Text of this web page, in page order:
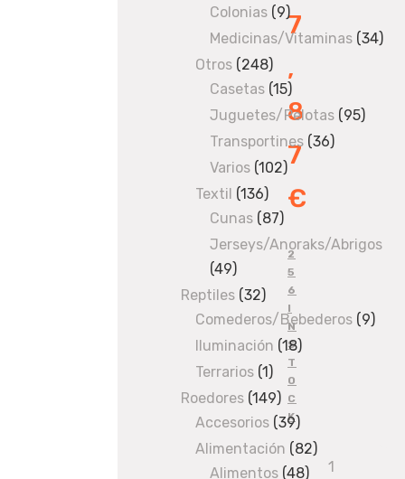
7
,
8
7
€
2
5
6
I
N
S
T
O
C
K
Collar
products
Colonias 99
products
Medicinas/Vitaminas 3434
Otros 248248
products
Casetas 1515
products
Juguetes/Pelotas 9595
Transportines 3636
Varios 102102
products
Textil 136136
products
Cunas 8787
products
Jerseys/Anoraks/Abrigos
4949
products
Reptiles 3232
products
Comederos/Bebederos 99
Iluminación 1818
Terrarios 11
product
Roedores 149149
products
Accesorios 3939
products
Alimentación 8282
products
Alimentos 4848